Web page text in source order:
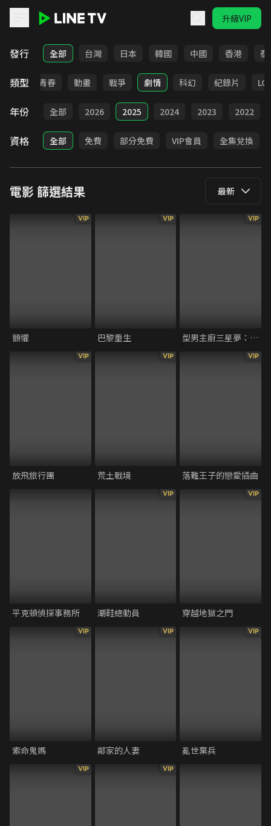
升級VIP
LINE TV - 電影
發行 全部 台灣 日本 韓國 中國 香港 泰
類型
職場 青春 動畫 戰爭 劇情 科幻 紀錄片
年份 全部 2026 2025 2024 2023 2022
資格 全部 免費 部分免費 VIP會員 全集兌換
電影篩選結果 最新
VIP
顫懼
VIP
巴黎重生
VIP
型男主廚三星夢：巴黎篇
VIP
放飛旅行團
VIP
荒土戰境
VIP
落難王子的戀愛插曲
平克頓偵探事務所
VIP
潮鞋總動員
VIP
穿越地獄之門
VIP
索命鬼媽
VIP
鄰家的人妻
VIP
亂世棄兵
VIP VIP